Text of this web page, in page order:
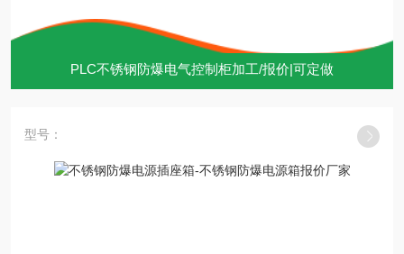
PLC不锈钢防爆电气控制柜加工/报价|可定做
型号：